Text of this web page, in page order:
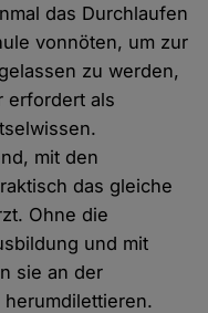
das Durchlaufen
vonnöten, um zur
zu werden,
erfordert als
mit den
das gleiche
Ohne die
und mit
sie an der